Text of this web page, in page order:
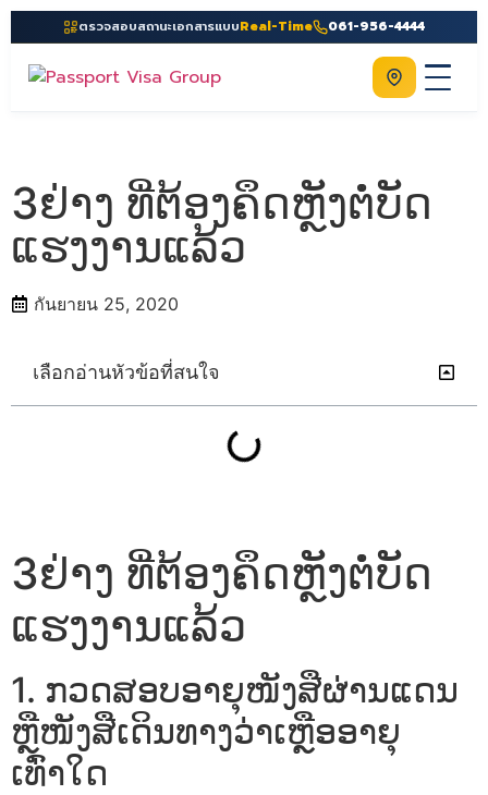
ตรวจสอบสถานะเอกสารแบบReal-Time 061-956-4444
เกี่ยวกับเรา
บริการ
ความรู้
ประเทศ
ติดต่อเรา
ติดต่อเรา
3ຢ່າງ ທີ່ຕ້ອງຄຶດຫຼັງຕໍ່ບັດ
ແຮງງານແລ້ວ
กันยายน 25, 2020
เลือกอ่านหัวข้อที่สนใจ
3ຢ່າງ ທີ່ຕ້ອງຄຶດຫຼັງຕໍ່ບັດ
ແຮງງານແລ້ວ
1. ກວດສອບອາຍຸໜັງສືຜ່ານແດນ
ຫຼືໜັງສືເດິນທາງວ່າເຫຼືອອາຍຸ
ເທົ່າໃດ